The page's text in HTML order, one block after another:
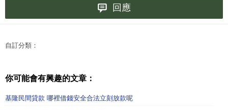
回應
自訂分類：
你可能會有興趣的文章：
基隆民間貸款 哪裡借錢安全合法立刻放款呢